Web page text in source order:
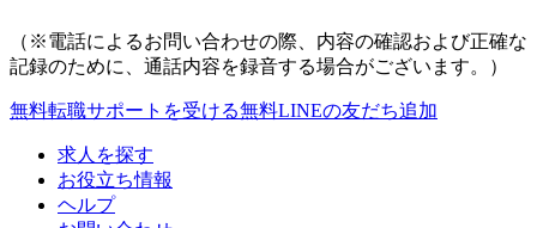
（※電話によるお問い合わせの際、内容の確認および正確な
記録のために、通話内容を録音する場合がございます。）
無料転職サポートを受ける無料LINEの友だち追加
求人を探す
お役立ち情報
ヘルプ